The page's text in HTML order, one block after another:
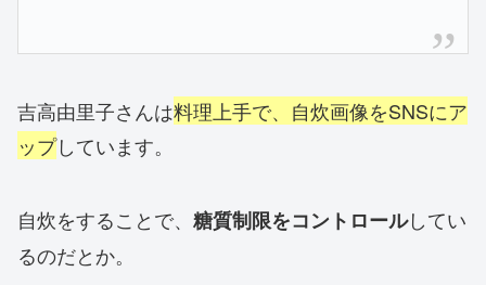
吉高由里子さんは料理上手で、自炊画像をSNSにア
ップしています。
自炊をすることで、 糖質制限をコントロールしてい
るのだとか。